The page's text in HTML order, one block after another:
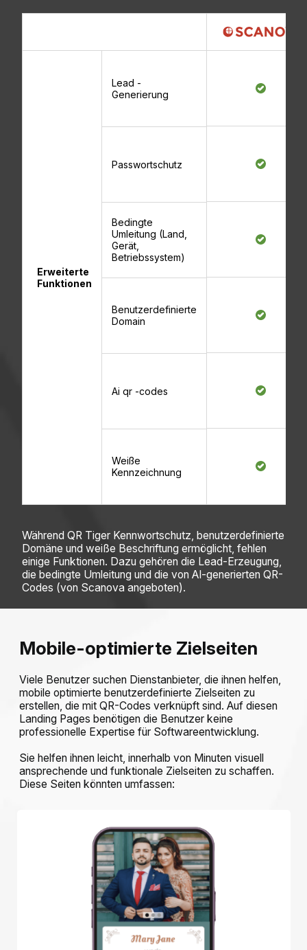
Erweiterte
Funktionen
Lead -
Generierung
Passwortschutz
Bedingte
Umleitung (Land,
Gerät,
Betriebssystem)
Benutzerdefinierte
Domain
Ai qr -codes
Weiße
Kennzeichnung
Während QR Tiger Kennwortschutz, benutzerdefinierte
Domäne und weiße Beschriftung ermöglicht, fehlen
einige Funktionen. Dazu gehören die Lead-Erzeugung,
die bedingte Umleitung und die von AI-generierten QR-
Codes (von Scanova angeboten).
Mobile-optimierte Zielseiten
Viele Benutzer suchen Dienstanbieter, die ihnen helfen,
mobile optimierte benutzerdefinierte Zielseiten zu
erstellen, die mit QR-Codes verknüpft sind. Auf diesen
Landing Pages benötigen die Benutzer keine
professionelle Expertise für Softwareentwicklung.
Sie helfen ihnen leicht, innerhalb von Minuten visuell
ansprechende und funktionale Zielseiten zu schaffen.
Diese Seiten könnten umfassen: